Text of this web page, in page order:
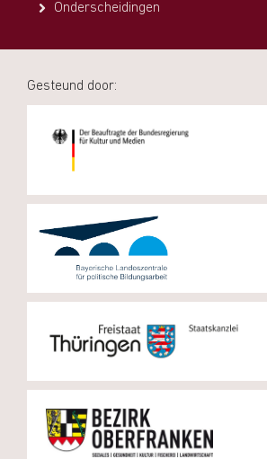
Onderscheidingen
Gesteund door: